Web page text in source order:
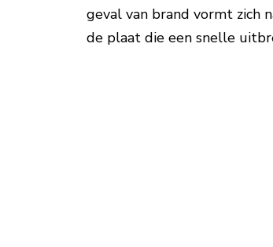
geval van brand vormt zich
de plaat die een snelle